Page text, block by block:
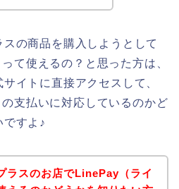
の商品を購入しようとして
て使えるの？と思った方は、
イトに直接アクセスして、
支払いに対応しているのかど
ですよ♪
ラスのお店でLinePay（ライ